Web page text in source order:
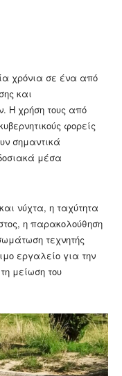
χρόνια σε ένα από
και
Η χρήση τους από
φορείς
σημαντικά
μέσα
νύχτα, η ταχύτητα
η παρακολούθηση
τεχνητής
εργαλείο για την
μείωση του